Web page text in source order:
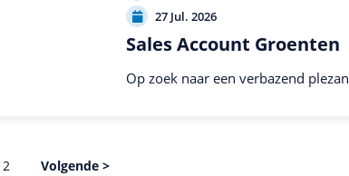
27 Jul. 2026
Sales Account Groenten
Op zoek naar een verbazend
2 Volgende >